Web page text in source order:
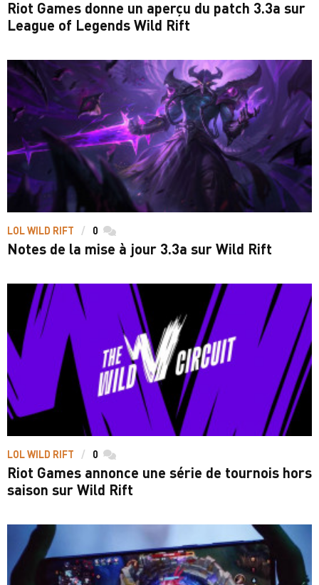
Riot Games donne un aperçu du patch 3.3a sur
League of Legends Wild Rift
LOL WILD RIFT 0 commentaires
Notes de la mise à jour 3.3a sur Wild Rift
LOL WILD RIFT 0 commentaires
Riot Games annonce une série de tournois hors
saison sur Wild Rift